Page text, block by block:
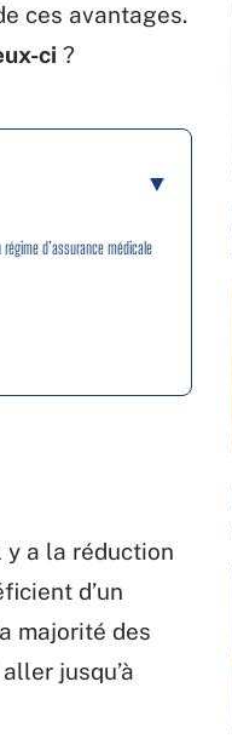
ces avantages.
ci ?
d’assurance médicale
a la réduction
d’un
majorité des
jusqu’à